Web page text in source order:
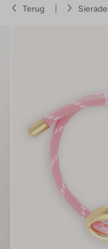
Terug